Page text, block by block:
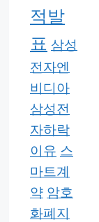
적발
표 삼성
전자엔
비디아
삼성전
자하락
이유 스
마트계
약 암호
화폐지